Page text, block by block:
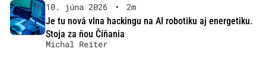
10. júna 2026 •
2m
Je tu nová vlna hackingu na AI robotiku aj energetiku.
Stoja za ňou Číňania
Michal Reiter